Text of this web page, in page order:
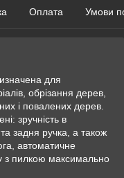
Оплата Умови
для
обрізання дерев,
і повалених дерев.
зручність в
задня ручка, а також
автоматичне
пилкою максимально